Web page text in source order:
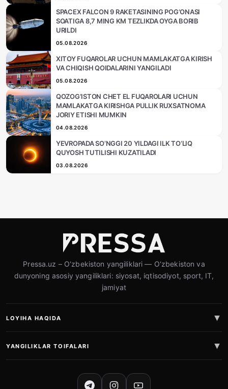
SPACEX FALCON 9 RAKETASINING POG‘ONASI
SOATIGA 8,7 MING KM TEZLIKDA OYGA BORIB
URILDI
05.08.2026
XITOY FUQAROLAR UCHUN MAMLAKATGA KIRISH
VA CHIQISH QOIDALARINI YANGILADI
05.08.2026
QOZOG‘ISTON CHET EL FUQAROLARI UCHUN
MAMLAKATGA KIRISHGA PULLIK RUXSATNOMA
JORIY ETISHI MUMKIN
04.08.2026
YEVROPADA SO‘NGGI 20 YILDAGI ILK TO‘LIQ
QUYOSH TUTILISHI KUZATILADI
03.08.2026
Pressa.uz – O‘zbekiston yangiliklari — O‘zbekiston va
dunyoning asosiy yangiliklari: siyosat, iqtisodiyot, sport, IT,
jamiyat
LOYIHA HAQIDA
YANGILIKLAR TOIFALARI
IJTIMOIY TARMOQLAR